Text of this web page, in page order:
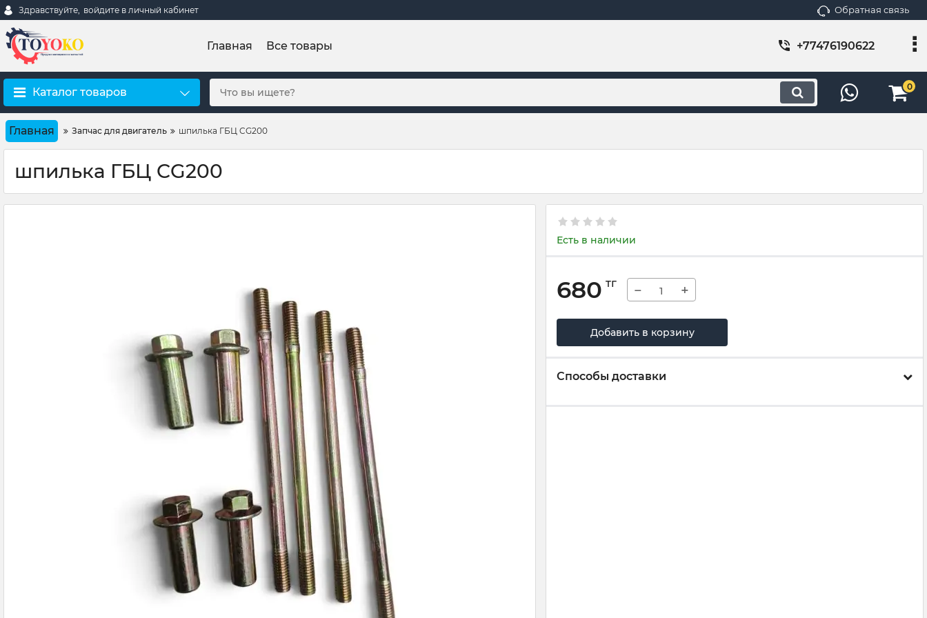
Здравствуйте, войдите в личный кабинет Обратная связь
Главная Все товары +77476190622
Каталог товаров 0
Главная Запчас для двигатель шпилька ГБЦ CG200
шпилька ГБЦ CG200
Есть в наличии
680 тг − +
Добавить в корзину
Способы доставки